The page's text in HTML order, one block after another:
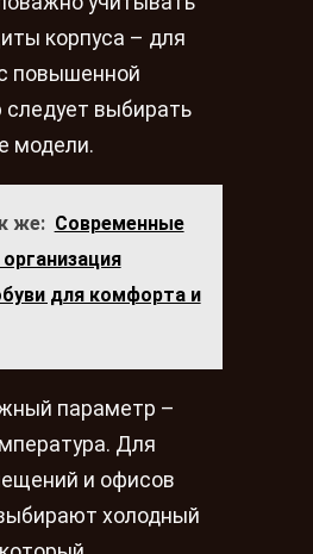
корпуса – для
повышенной
выбирать
модели.
же: Современные
для комфорта и
параметр –
Для
и офисов
холодный